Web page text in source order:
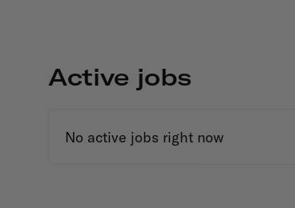
Active jobs
No active jobs right now